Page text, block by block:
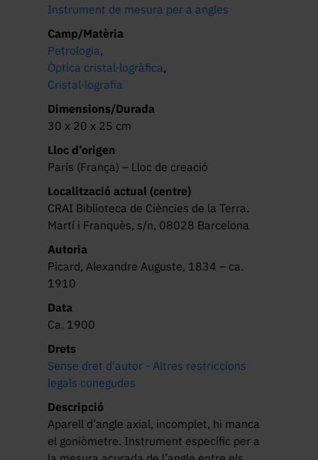
Instrument de mesura per a angles
Camp/Matèria
Petrologia,
Òptica cristal·logràfica,
Cristal·lografia
Dimensions/Durada
30 x 20 x 25 cm
Lloc d’origen
París (França) – Lloc de creació
Localització actual (centre)
CRAI Biblioteca de Ciències de la Terra.
Martí i Franquès, s/n, 08028 Barcelona
Autoria
Picard, Alexandre Auguste, 1834 – ca.
1910
Data
Ca. 1900
Drets
Sense dret d'autor - Altres restriccions
legals conegudes
Descripció
Aparell d’angle axial, incomplet, hi manca
el goniòmetre. Instrument específic per a